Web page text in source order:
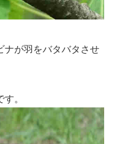
ナが羽をバタバタさせ
。